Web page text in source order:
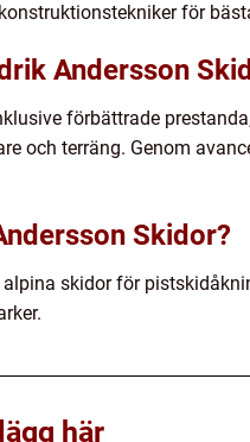
för
Andersson
förbättrade
och terräng. Genom
Skidor?
skidor för
här